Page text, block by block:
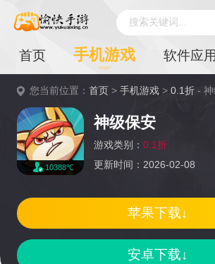
搜索关键词...
首页 手机游戏 软件应用
您当前位置：首页 >手机游戏 >0.1折 -
10388℃
神级保安
游戏类别： 0.1折
更新时间：2026-02-08
安卓下载↓
苹果下载↓